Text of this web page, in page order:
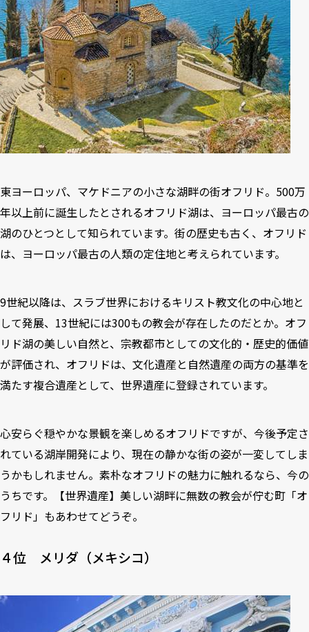
東ヨーロッパ、マケドニアの小さな湖畔の街オフリド。500万
年以上前に誕生したとされるオフリド湖は、ヨーロッパ最古の
湖のひとつとして知られています。街の歴史も古く、オフリド
は、ヨーロッパ最古の人類の定住地と考えられています。
9世紀以降は、スラブ世界におけるキリスト教文化の中心地と
して発展、13世紀には300もの教会が存在したのだとか。オフ
リド湖の美しい自然と、宗教都市としての文化的・歴史的価値
が評価され、オフリドは、文化遺産と自然遺産の両方の基準を
満たす複合遺産として、世界遺産に登録されています。
心安らぐ穏やかな景観を楽しめるオフリドですが、今後予定さ
れている湖岸開発により、現在の静かな街の姿が一変してしま
うかもしれません。素朴なオフリドの魅力に触れるなら、今の
うちです。
【世界遺産】美しい湖畔に無数の教会が佇む町「オ
フリド」 もあわせてどうぞ。
４位 メリダ（メキシコ）